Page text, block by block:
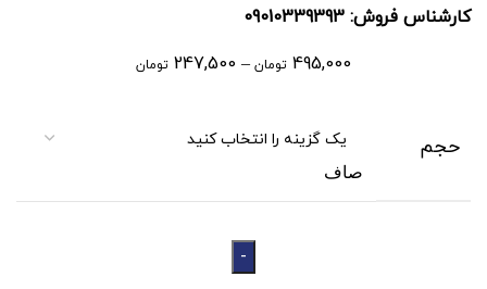
کارشناس فروش: 09010339393
495,000 تومان –
247,500 تومان
حجم
صاف